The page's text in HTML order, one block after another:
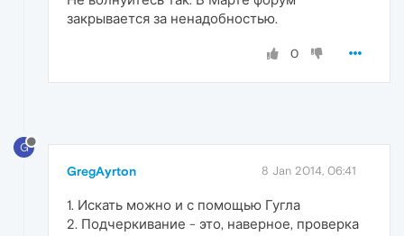
закрывается за ненадобностью.
0
G
GregAyrton 8 Jan 2014, 06:41
1. Искать можно и с помощью Гугла
2. Подчеркивание - это, наверное, проверка